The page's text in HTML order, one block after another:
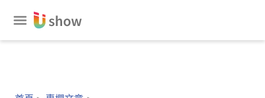
主